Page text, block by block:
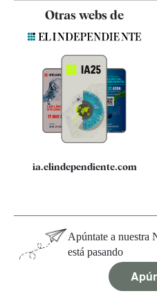
Contacto
Quiénes somos
Especificaciones
Otras webs de
ia.elindependiente.com
Apúntate a nuestra
está pasando